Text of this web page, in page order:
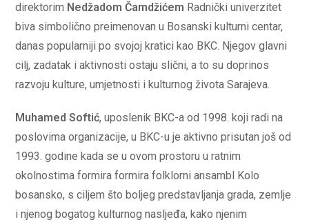
direktorim Nedžadom Čamdžićem Radnički univerzitet
biva simbolično preimenovan u Bosanski kulturni centar,
danas popularniji po svojoj kratici kao BKC. Njegov glavni
cilj, zadatak i aktivnosti ostaju slični, a to su doprinos
razvoju kulture, umjetnosti i kulturnog života Sarajeva.
Muhamed Softić, uposlenik BKC-a od 1998. koji radi na
poslovima organizacije, u BKC-u je aktivno prisutan još od
1993. godine kada se u ovom prostoru u ratnim
okolnostima formira formira folklorni ansambl Kolo
bosansko, s ciljem što boljeg predstavljanja grada, zemlje
i njenog bogatog kulturnog nasljeđa, kako njenim